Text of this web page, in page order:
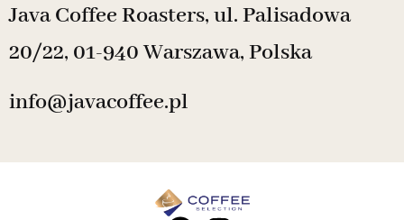
Java Coffee Roasters, ul. Palisadowa
20/22, 01-940 Warszawa, Polska
info@javacoffee.pl